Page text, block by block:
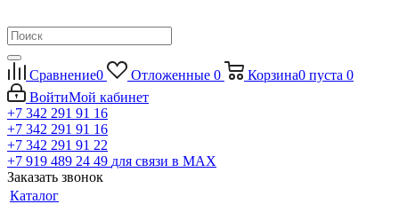
Сравнение0 Отложенные 0 Корзина0 пуста 0
ВойтиМой кабинет
+7 342 291 91 16
+7 342 291 91 16
+7 342 291 91 22
+7 919 489 24 49 для связи в МАХ
Заказать звонок
Каталог